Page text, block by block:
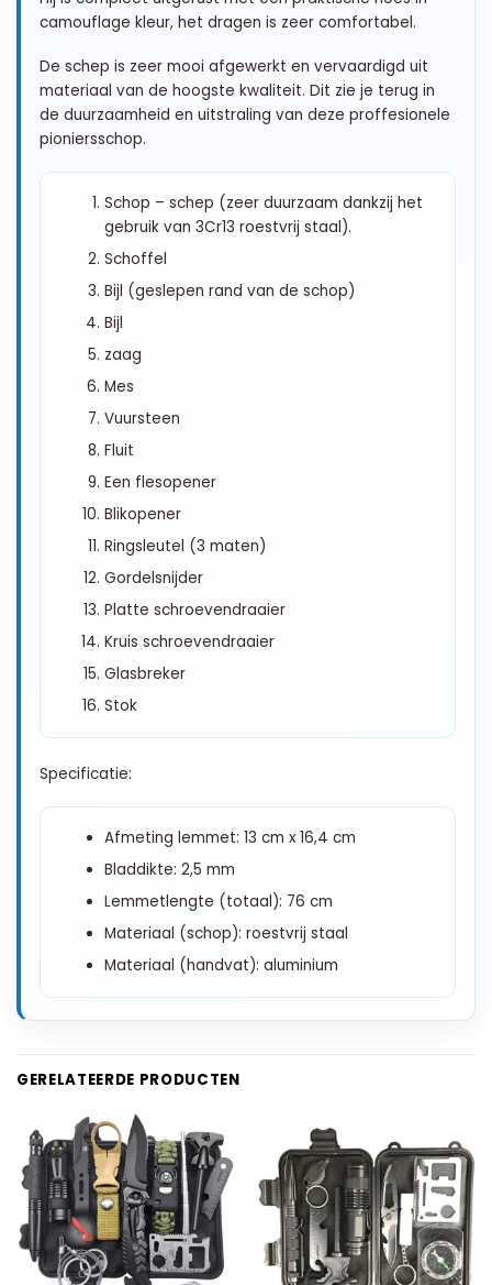
camouflage kleur, het dragen is zeer comfortabel.
De schep is zeer mooi afgewerkt en vervaardigd uit
materiaal van de hoogste kwaliteit. Dit zie je terug in
de duurzaamheid en uitstraling van deze proffesionele
pioniersschop.
Schop – schep (zeer duurzaam dankzij het
gebruik van 3Cr13 roestvrij staal).
Schoffel
Bijl (geslepen rand van de schop)
Bijl
zaag
Mes
Vuursteen
Fluit
Een flesopener
Blikopener
Ringsleutel (3 maten)
Gordelsnijder
Platte schroevendraaier
Kruis schroevendraaier
Glasbreker
Stok
Specificatie:
Afmeting lemmet: 13 cm x 16,4 cm
Bladdikte: 2,5 mm
Lemmetlengte (totaal): 76 cm
Materiaal (schop): roestvrij staal
Materiaal (handvat): aluminium
GERELATEERDE PRODUCTEN